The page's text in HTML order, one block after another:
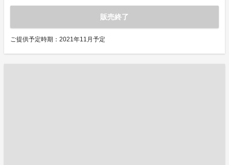
販売終了
ご提供予定時期：2021年11月予定